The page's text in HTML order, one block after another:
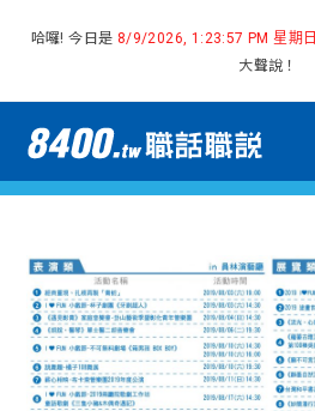
哈囉! 今日是 8/9/2026, 1:23:58 PM 星期日
大聲說！